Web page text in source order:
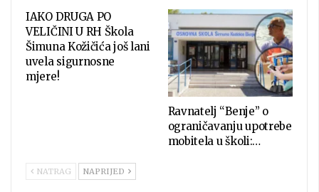
IAKO DRUGA PO
VELIČINI U RH Škola
Šimuna Kožičića još lani
uvela sigurnosne
mjere!
Ravnatelj “Benje” o
ograničavanju upotrebe
mobitela u školi:…
NATRAG NAPRIJED